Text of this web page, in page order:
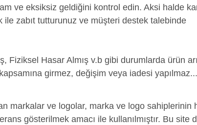
ve eksiksiz geldiğini kontrol edin. Aksi halde
ile zabıt tutturunuz ve müşteri destek talebinde
Fiziksel Hasar Almış v.b gibi durumlarda ürün
girmez, değişim veya iadesi yapılmaz...
markalar ve logolar, marka ve logo sahiplerinin
gösterilmek amacı ile kullanılmıştır. Bu site